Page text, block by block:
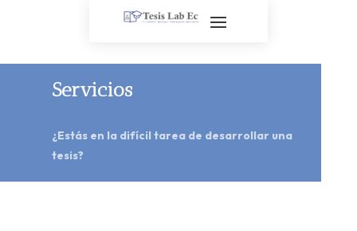
Servicios
¿Estás en la difícil tarea de desarrollar una
tesis?